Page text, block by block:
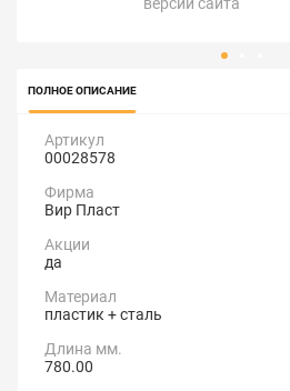
ПОЛНОЕ ОПИСАНИЕ
Артикул
00028578
Фирма
Вир Пласт
Акции
да
Материал
пластик + сталь
Длина мм.
780.00